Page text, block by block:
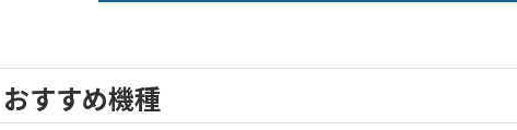
おすすめ機種